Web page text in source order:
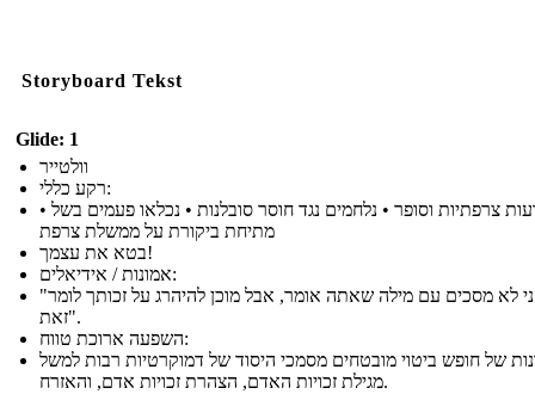
Storyboard Tekst
Glide: 1
וולטייר
רקע כללי:
• הוגה דעות צרפתיות וסופר • נלחמים נגד חוסר סובלנות • נכלאו פעמים בשל
מתיחת ביקורת על ממשלת צרפת
בטא את עצמך!
אמונות / אידיאלים:
"אני לא מסכים עם מילה שאתה אומר, אבל מוכן להיהרג על זכותך לומר
זאת".
השפעה ארוכת טווח:
של חופש ביטוי מובטחים מסמכי היסוד של דמוקרטיות רבות למשל
מגילת זכויות האדם, הצהרת זכויות אדם, והאזרח.